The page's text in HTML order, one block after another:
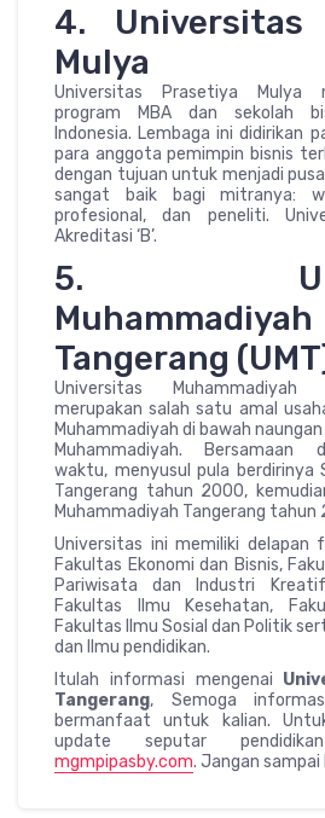
4. Universitas
Mulya
Universitas Prasetiya Mulya
program MBA dan sekolah
Indonesia. Lembaga ini didirikan
para anggota pemimpin bisnis
dengan tujuan untuk menjadi
sangat baik bagi mitranya:
profesional, dan peneliti.
Akreditasi ‘B’.
5.
Muhammadiyah
Tangerang
Universitas Muhammadiyah
merupakan salah satu amal
Muhammadiyah di bawah naungan
Muhammadiyah. Bersamaan
waktu, menyusul pula berdirinya
Tangerang tahun 2000,
Muhammadiyah Tangerang tahun
Universitas ini memiliki delapan
Fakultas Ekonomi dan Bisnis,
Pariwisata dan Industri
Fakultas Ilmu Kesehatan,
Fakultas Ilmu Sosial dan Politik
dan Ilmu pendidikan.
Itulah informasi mengenai
Tangerang, Semoga
bermanfaat untuk kalian.
update seputar
mgmpipasby.com. Jangan